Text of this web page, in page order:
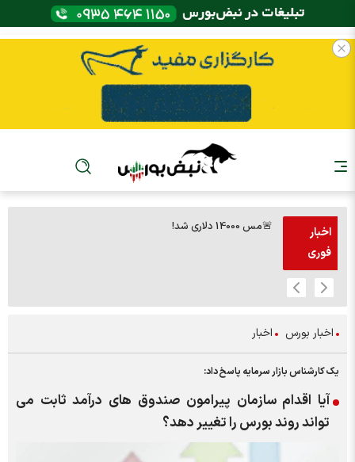
اخبار
فوری
🚨مس 14000 دلاری شد!
اخبار بورس اخبار
یک کارشناس بازار سرمایه پاسخ داد:
آیا اقدام سازمان پیرامون صندوق های درآمد ثابت می
تواند روند بورس را تغییر دهد؟